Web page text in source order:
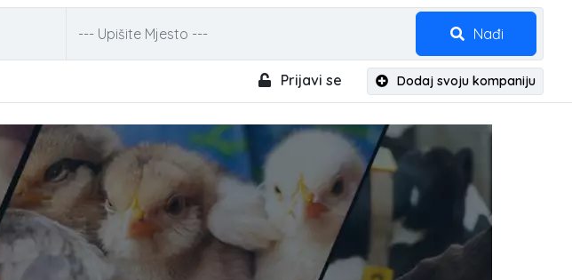
Nađi
Prijavi se Dodaj svoju kompaniju